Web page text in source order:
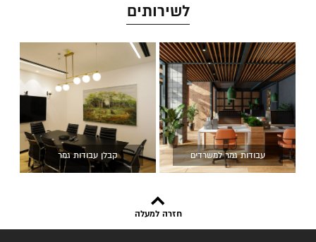
לשירותים
עבודות גמר למשרדים קבלן עבודות גמר
חזרה למעלה